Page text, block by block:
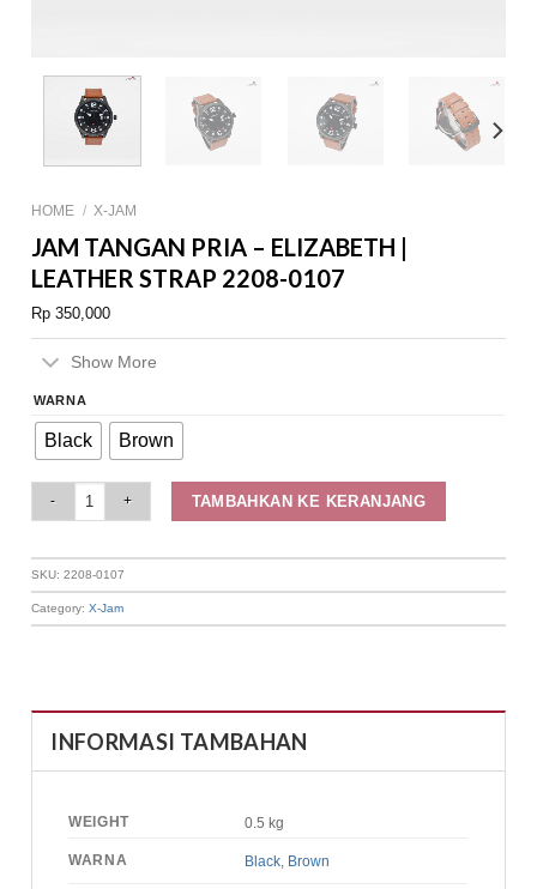
HOME / X-JAM
JAM TANGAN PRIA – ELIZABETH |
LEATHER STRAP 2208-0107
Rp 350,000
Show More
WARNA
Black Brown
TAMBAHKAN KE KERANJANG
SKU:2208-0107
Category:X-Jam
INFORMASI TAMBAHAN
WEIGHT 0.5 kg
WARNA Black Brown